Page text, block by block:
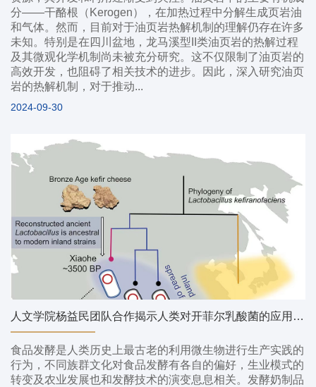
分——干酪根（Kerogen），在加热过程中分解生成页岩油
和气体。然而，目前对于油页岩热解机制的理解仍存在许多
未知。特别是在四川盆地，龙马溪型II类油页岩的热解过程
及其微观化学机制尚未被充分研究。这不仅限制了油页岩的
高效开发，也阻碍了相关技术的进步。因此，深入研究油页
岩的热解机制，对于推动...
2024-09-30
人文学院杨益民团队合作揭示人类对开菲尔乳酸菌的应用、传播和驯化历史
食品发酵是人类历史上最古老的利用微生物进行生产实践的
行为，不同族群文化对食品发酵有各自的偏好，生业模式的
转变及农业发展也和发酵技术的演变息息相关。发酵奶制品